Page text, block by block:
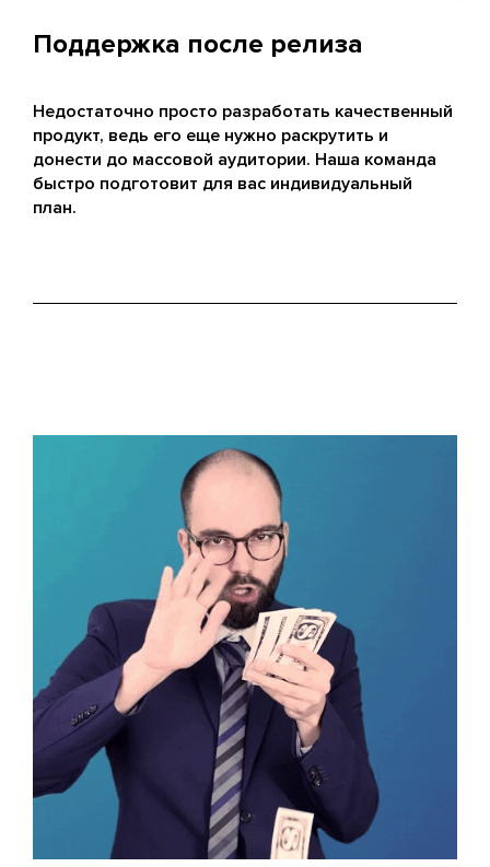
Поддержка после релиза
Недостаточно просто разработать качественный
продукт, ведь его еще нужно раскрутить и
донести до массовой аудитории. Наша команда
быстро подготовит для вас индивидуальный
план.